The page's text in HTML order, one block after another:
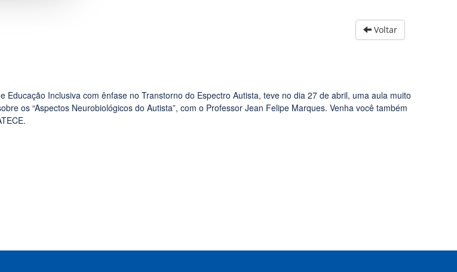
Voltar
Educação Inclusiva com ênfase no Transtorno do Espectro Autista, teve no dia 27 de abril, uma aula muito
os “Aspectos Neurobiológicos do Autista”, com o Professor Jean Felipe Marques. Venha você também